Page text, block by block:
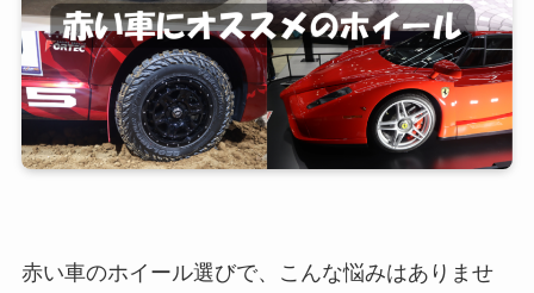
赤い車のホイール選びで、こんな悩みはありませ